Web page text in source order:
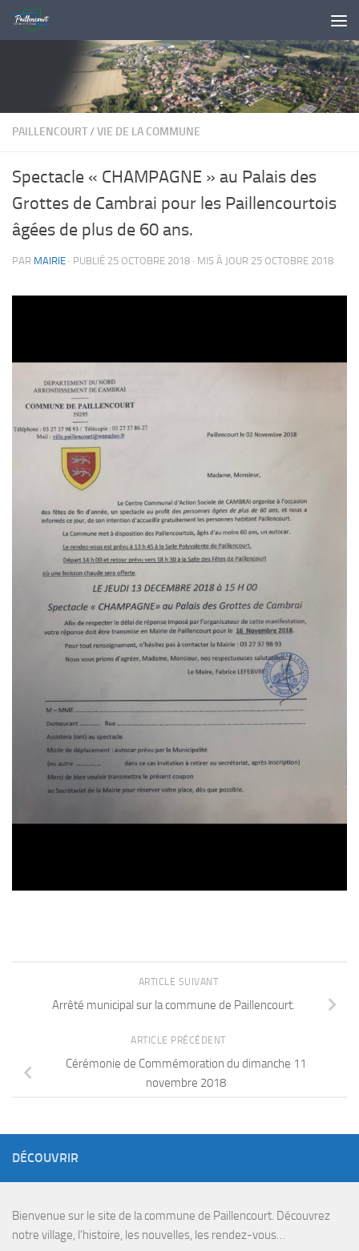
Skip to content
PAILLENCOURT/VIE DE LA COMMUNE
Spectacle « CHAMPAGNE » au Palais des
Grottes de Cambrai pour les Paillencourtois
âgées de plus de 60 ans.
PAR MAIRIE · PUBLIÉ 25 OCTOBRE 2018 · MIS À JOUR 25 OCTOBRE 2018
ARTICLE SUIVANT
Arrêté municipal sur la commune de Paillencourt.
ARTICLE PRÉCÉDENT
Cérémonie de Commémoration du dimanche 11
novembre 2018
DÉCOUVRIR
Bienvenue sur le site de la commune de Paillencourt. Découvrez
notre village, l’histoire, les nouvelles, les rendez-vous…